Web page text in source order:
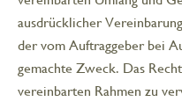
ausdrücklicher
der vom Auftraggeber bei
gemachte Zweck. Das
vereinbarten Rahmen zu